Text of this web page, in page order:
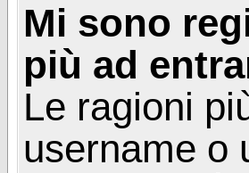
Mi sono
più ad
Le ragioni
username o